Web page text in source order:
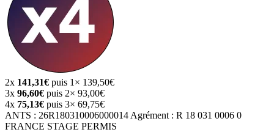
2x 141,31€ puis 1× 139,50€
3x 96,60€ puis 2× 93,00€
4x 75,13€ puis 3× 69,75€
ANTS : 26R180310006000014 Agrément : R 18 031 0006 0
FRANCE STAGE PERMIS